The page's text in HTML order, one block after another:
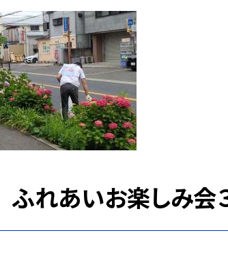
れあいお楽しみ会